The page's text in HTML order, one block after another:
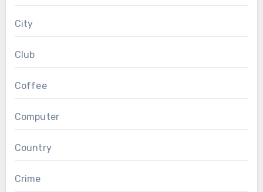
City
Club
Coffee
Computer
Country
Crime